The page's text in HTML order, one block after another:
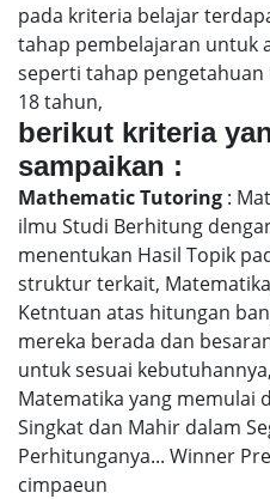
pada kriteria belajar
tahap pembelajaran untuk
seperti tahap
18 tahun,
berikut kriteria
sampaikan :
Mathematic Tutoring :
ilmu Studi Berhitung
menentukan Hasil Topik
struktur terkait,
Ketntuan atas hitungan
mereka berada dan
untuk sesuai
Matematika yang memulai
Singkat dan Mahir dalam
Perhitunganya... Winner
cimpaeun